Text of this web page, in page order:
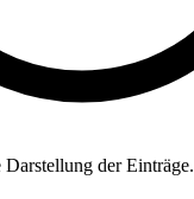
der Einträge.